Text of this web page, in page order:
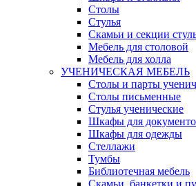
Столы
Стулья
Скамьи и секции
Мебель для столовой
Мебель для холла
УЧЕНИЧЕСКАЯ МЕБЕЛЬ
Столы и парты
Столы письменные
Стулья ученические
Шкафы для
Шкафы для одежды
Стеллажи
Тумбы
Библиотечная мебель
Скамьи, банкетки и